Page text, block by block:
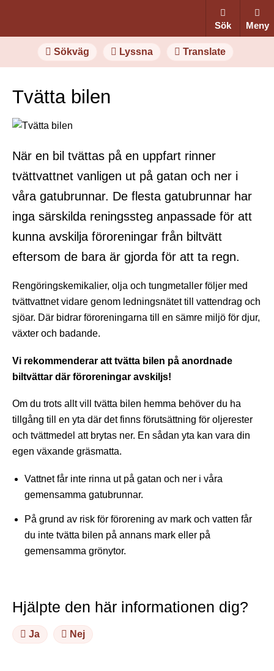
Sök Meny
Sökväg Lyssna Translate
Tvätta bilen
När en bil tvättas på en uppfart rinner
tvättvattnet vanligen ut på gatan och ner i
våra gatubrunnar. De flesta gatubrunnar har
inga särskilda reningssteg anpassade för att
kunna avskilja föroreningar från biltvätt
eftersom de bara är gjorda för att ta regn.
Rengöringskemikalier, olja och tungmetaller följer med
tvättvattnet vidare genom ledningsnätet till vattendrag och
sjöar. Där bidrar föroreningarna till en sämre miljö för djur,
växter och badande.
Vi rekommenderar att tvätta bilen på anordnade
biltvättar där föroreningar avskiljs!
Om du trots allt vill tvätta bilen hemma behöver du ha
tillgång till en yta där det finns förutsättning för oljerester
och tvättmedel att brytas ner. En sådan yta kan vara din
egen växande gräsmatta.
Vattnet får inte rinna ut på gatan och ner i våra
gemensamma gatubrunnar.
På grund av risk för förorening av mark och vatten får
du inte tvätta bilen på annans mark eller på
gemensamma grönytor.
Hjälpte den här informationen dig?
Ja Nej